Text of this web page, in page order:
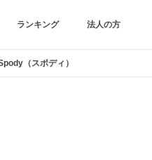
ランキング 法人の方
（スポディ）